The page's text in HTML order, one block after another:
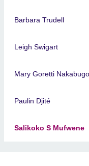
Barbara Trudell
Leigh Swigart
Mary Goretti Nakabugo
Paulin Djité
Salikoko S Mufwene